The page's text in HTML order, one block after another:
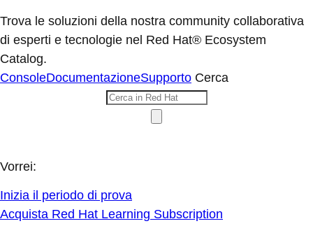
Trova le soluzioni della nostra community collaborativa
di esperti e tecnologie nel Red Hat® Ecosystem
Catalog.
ConsoleDocumentazioneSupporto Cerca
Vorrei:
Inizia il periodo di prova
Acquista Red Hat Learning Subscription